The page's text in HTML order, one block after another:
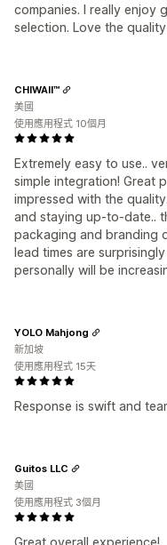
companies. I really enjoy
selection. Love the
Extremely easy to use..
simple integration! Great
impressed with the
and staying up-to-date..
packaging and branding
lead times are
personally will be
CHIWAII™
美國
使用應用程式 10個月
Response is swift and
YOLO Mahjong
新加坡
使用應用程式 15天
Great overall experience!
Guitos LLC
美國
使用應用程式 3個月